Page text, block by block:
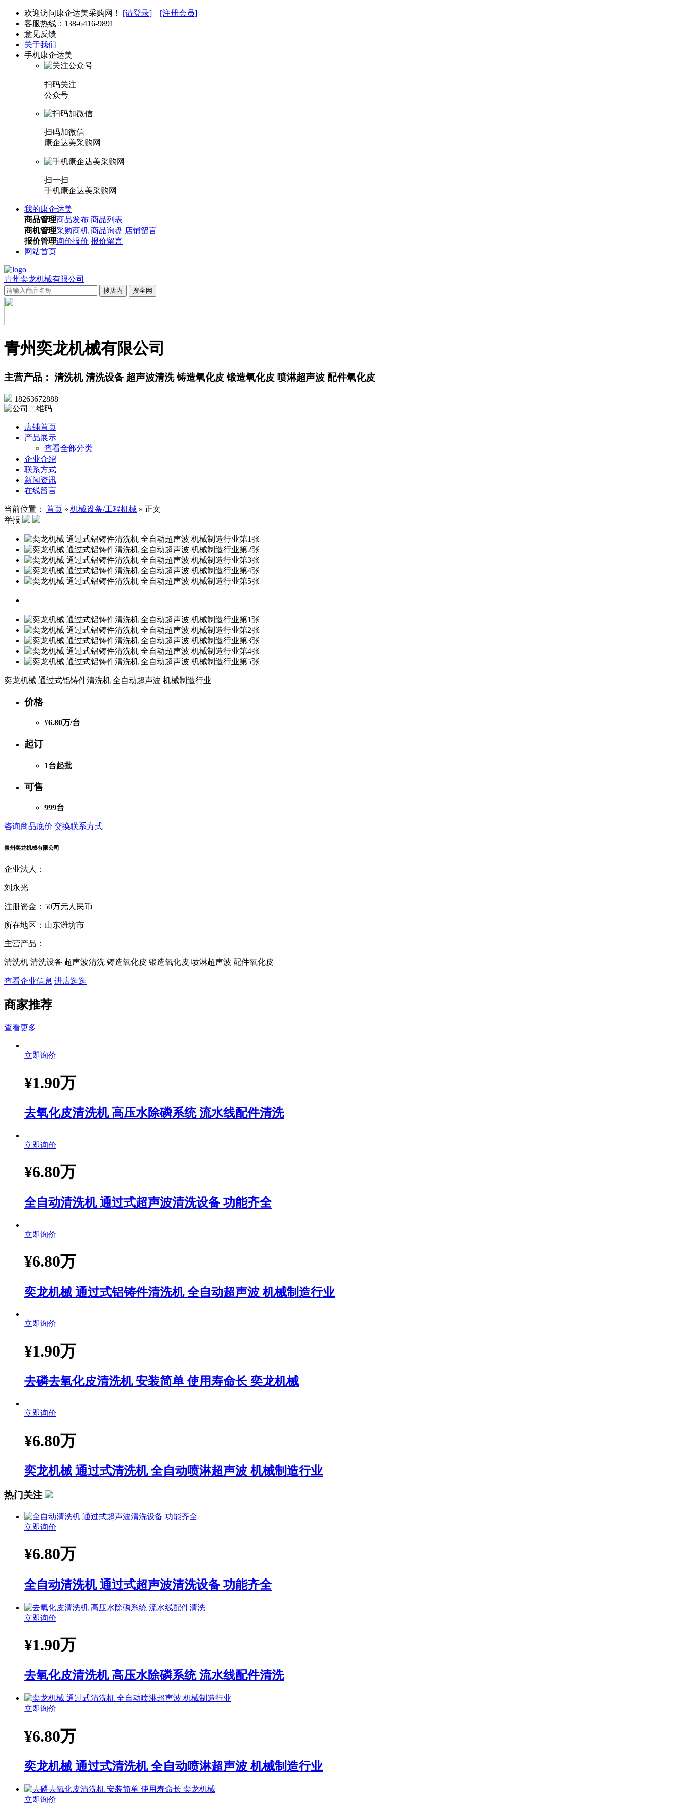
欢迎访问康企达美采购网！ [请登录]
[注册会员]
客服热线： 138-6416-9891
意见反馈
关于我们
手机康企达美
扫码关注
公众号
扫码加微信
康企达美采购网
扫一扫
手机康企达美采购网
我的康企达美
商品管理商品发布 商品列表
商机管理采购商机 商品询盘 店铺留言
报价管理询价报价 报价留言
网站首页
青州奕龙机械有限公司
搜店内 搜全网
青州奕龙机械有限公司
主营产品： 清洗机 清洗设备 超声波清洗 铸造氧化皮 锻造氧化皮 喷淋超声波 配件氧化皮
18263672888
店铺首页
产品展示
查看全部分类
企业介绍
联系方式
新闻资讯
在线留言
当前位置： 首页 » 机械设备/工程机械 » 正文
举报
奕龙机械 通过式铝铸件清洗机 全自动超声波 机械制造行业
价格
¥6.80万/台
起订
1台起批
可售
999台
咨询商品底价 交换联系方式
青州奕龙机械有限公司
企业法人：
刘永光
注册资金： 50万元人民币
所在地区： 山东潍坊市
主营产品：
清洗机 清洗设备 超声波清洗 铸造氧化皮 锻造氧化皮 喷淋超声波 配件氧化皮
查看企业信息 进店逛逛
商家推荐
查看更多
立即询价
¥1.90万
去氧化皮清洗机 高压水除磷系统 流水线配件清洗
立即询价
¥6.80万
全自动清洗机 通过式超声波清洗设备 功能齐全
立即询价
¥6.80万
奕龙机械 通过式铝铸件清洗机 全自动超声波 机械制造行业
立即询价
¥1.90万
去磷去氧化皮清洗机 安装简单 使用寿命长 奕龙机械
立即询价
¥6.80万
奕龙机械 通过式清洗机 全自动喷淋超声波 机械制造行业
热门关注
立即询价
¥6.80万
全自动清洗机 通过式超声波清洗设备 功能齐全
立即询价
¥1.90万
去氧化皮清洗机 高压水除磷系统 流水线配件清洗
立即询价
¥6.80万
奕龙机械 通过式清洗机 全自动喷淋超声波 机械制造行业
立即询价